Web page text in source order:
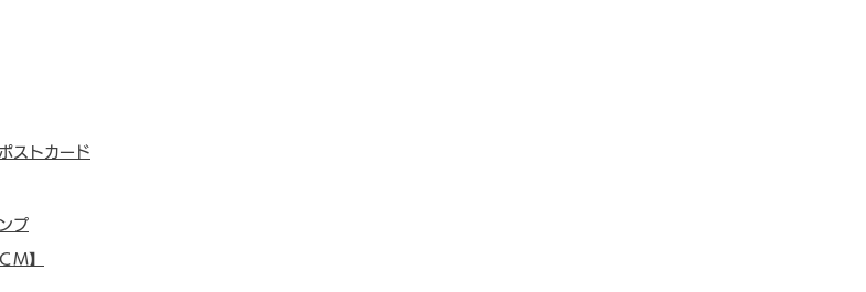
ストカード
プ
Ｍ】